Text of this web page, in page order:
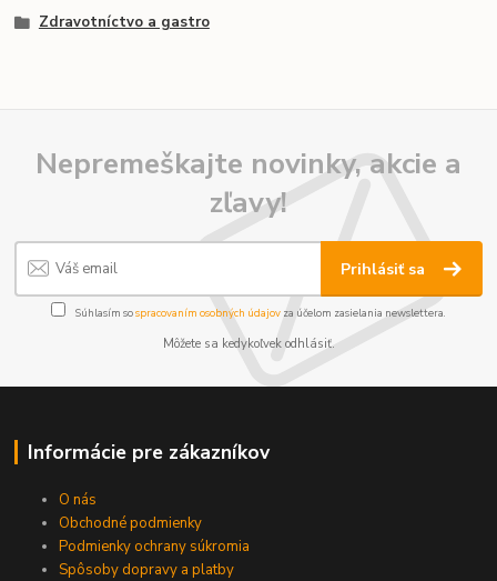
Zdravotníctvo a gastro
Nepremeškajte novinky, akcie a
zľavy!
Prihlásiť sa
Súhlasím sospracovaním osobných údajov za účelom zasielania newslettera.
Môžete sa kedykoľvek odhlásiť.
Informácie pre zákazníkov
O nás
Obchodné podmienky
Podmienky ochrany súkromia
Spôsoby dopravy a platby